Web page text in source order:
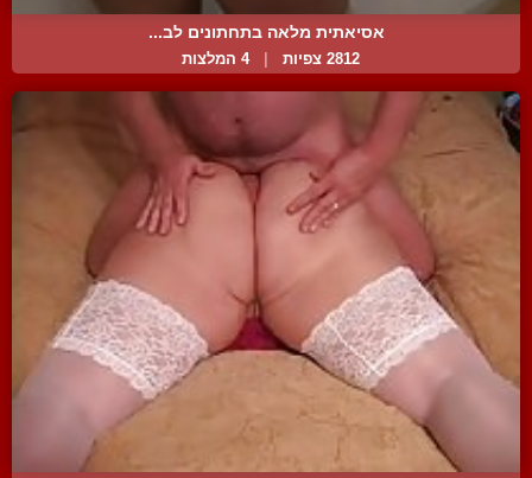
אסיאתית מלאה בתחתונים לב...
2812 צפיות 4 המלצות